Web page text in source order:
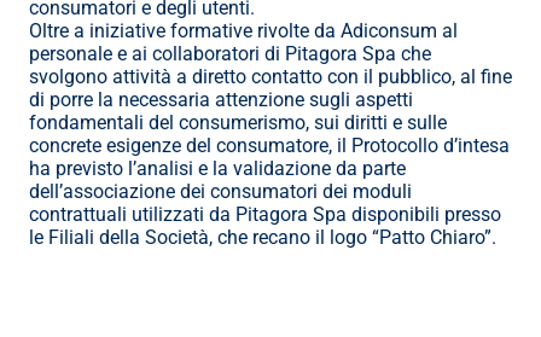
consumatori e degli utenti.
Oltre a iniziative formative rivolte da Adiconsum al
personale e ai collaboratori di Pitagora Spa che
svolgono attività a diretto contatto con il pubblico, al fine
di porre la necessaria attenzione sugli aspetti
fondamentali del consumerismo, sui diritti e sulle
concrete esigenze del consumatore, il Protocollo d’intesa
ha previsto l’analisi e la validazione da parte
dell’associazione dei consumatori dei moduli
contrattuali utilizzati da Pitagora Spa disponibili presso
le Filiali della Società, che recano il logo “Patto Chiaro”.